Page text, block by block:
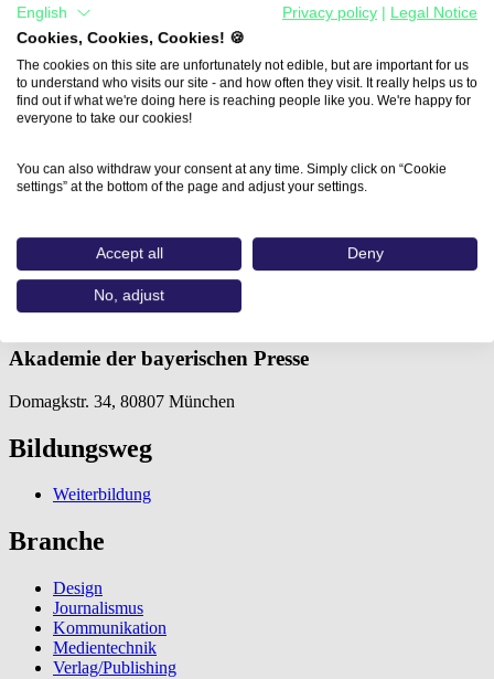
Home
Aus- und Weiterbildungen
Social Media Manager – Profi-
Wissen in 5 Tagen
Akademie der bayerischen Presse
Domagkstr. 34, 80807 München
Bildungsweg
Weiterbildung
Branche
Design
Journalismus
Kommunikation
Medientechnik
Verlag/Publishing
English Privacy policy
Legal Notice
Cookies, Cookies, Cookies! 🍪
The cookies on this site are unfortunately not edible, but are important for us
to understand who visits our site - and how often they visit. It really helps us to
find out if what we're doing here is reaching people like you. We're happy for
everyone to take our cookies!
You can also withdraw your consent at any time. Simply click on “Cookie
settings” at the bottom of the page and adjust your settings.
Accept all Deny
No, adjust